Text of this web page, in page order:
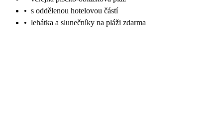
• s oddělenou hotelovou částí
• lehátka a slunečníky na pláži zdarma